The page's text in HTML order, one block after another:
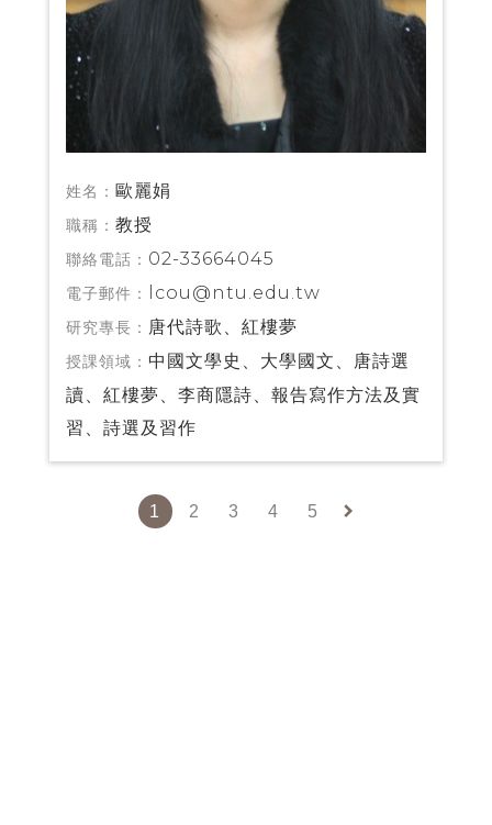
姓名： 歐麗娟
職稱： 教授
聯絡電話： 02-33664045
電子郵件： lcou@ntu.edu.tw
研究專長： 唐代詩歌、紅樓夢
授課領域： 中國文學史、大學國文、唐詩選
讀、紅樓夢、李商隱詩、報告寫作方法及實
習、詩選及習作
1 2 3 4 5 keyboard_arrow_right